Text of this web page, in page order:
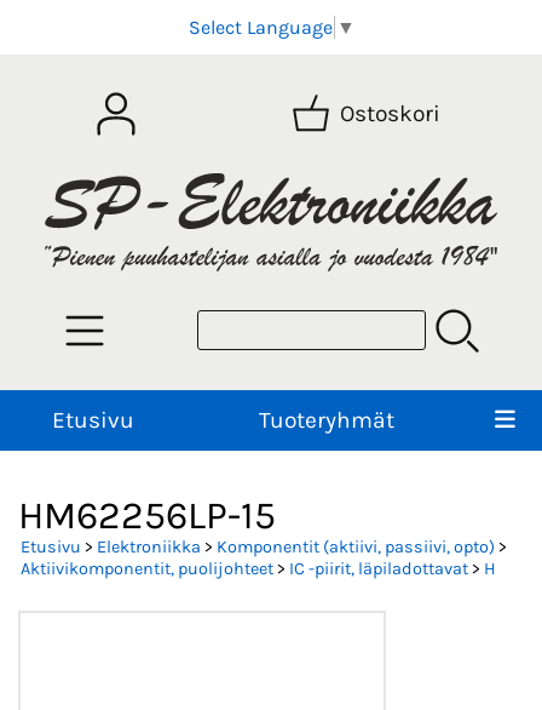
Select Language ▼
Ostoskori
Etusivu Tuoteryhmät
HM62256LP-15
Etusivu > Elektroniikka > Komponentit (aktiivi, passiivi, opto) >
Aktiivikomponentit, puolijohteet> IC -piirit, läpiladottavat> H